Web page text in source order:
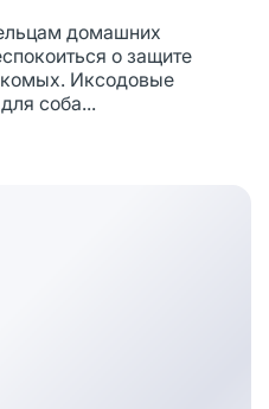
домашних
о защите
Иксодовые
соба...